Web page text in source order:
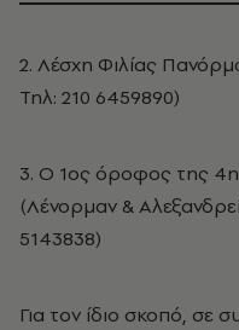
2. Λέσχη Φιλίας
Τηλ: 210 6459890)
3. Ο 1ος όροφος της
(Λένορμαν &
5143838)
Για τον ίδιο σκοπό, σε